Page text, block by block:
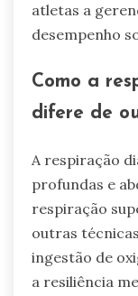
atletas a
desempenho
Como a
difere de
A respiração
profundas e
respiração
outras
ingestão de
a resiliência